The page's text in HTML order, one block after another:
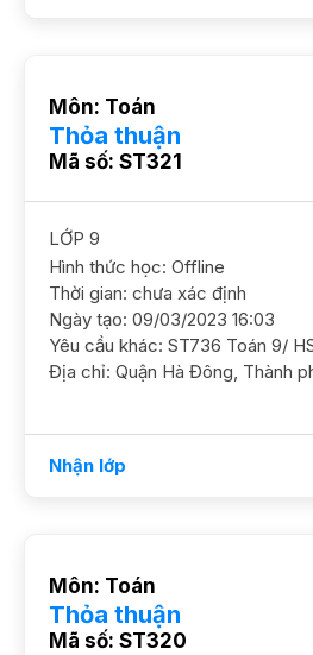
Môn: Toán
Thỏa thuận
Mã số: ST321
LỚP 9
Hình thức học: Offline
Thời gian: chưa xác định
Ngày tạo: 09/03/2023 16:03
Địa chỉ: Quận Hà Đông,
Nhận lớp
Môn: Toán
Thỏa thuận
Mã số: ST320